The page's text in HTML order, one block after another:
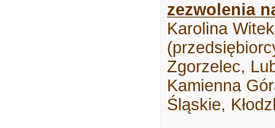
zezwolenia
Karolina
Zgorzelec,
Kamienna
Śląskie,